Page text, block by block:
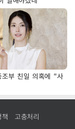
부 친일 의혹에 "사
책 고충처리